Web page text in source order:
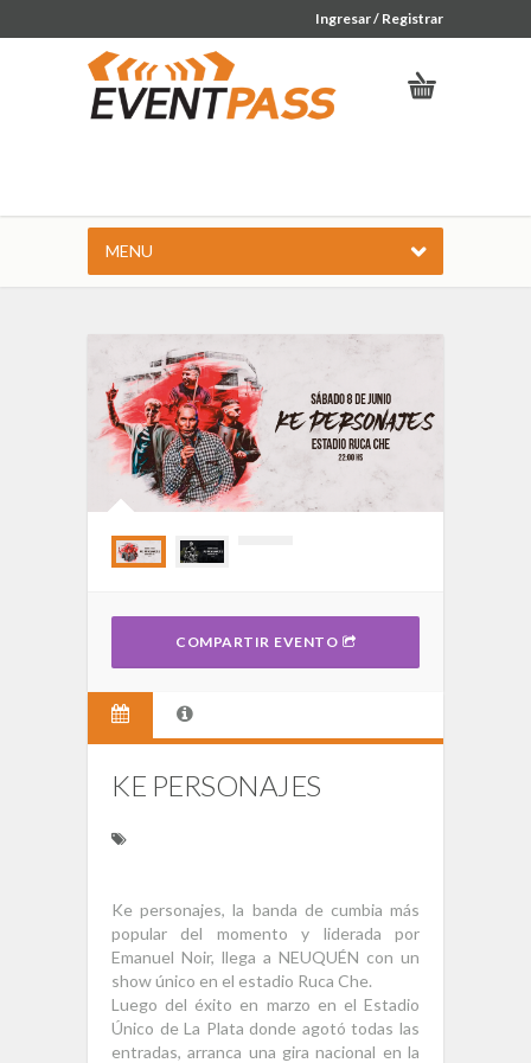
Ingresar / Registrar
MENU
COMPARTIR EVENTO
KE PERSONAJES
Ke personajes, la banda de cumbia más
popular del momento y liderada por
Emanuel Noir, llega a NEUQUÉN con un
show único en el estadio Ruca Che.
Luego del éxito en marzo en el Estadio
Único de La Plata donde agotó todas las
entradas, arranca una gira nacional en la